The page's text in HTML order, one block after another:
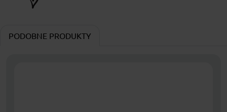
PODOBNE PRODUKTY